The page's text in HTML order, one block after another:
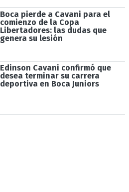
Boca pierde a Cavani para el
comienzo de la Copa
Libertadores: las dudas que
genera su lesión
Edinson Cavani confirmó que
desea terminar su carrera
deportiva en Boca Juniors